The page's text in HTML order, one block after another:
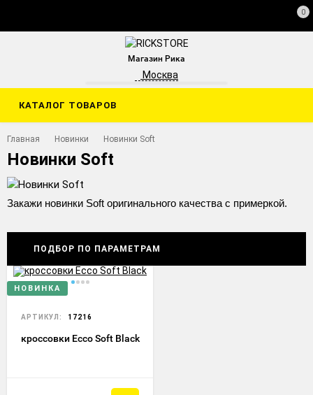
0
Магазин Рика
Москва
КАТАЛОГ ТОВАРОВ
Главная Новинки Новинки Soft
Новинки Soft
Закажи новинки Soft оригинального качества с примеркой.
ПОДБОР ПО ПАРАМЕТРАМ
НОВИНКА
АРТИКУЛ: 17216
кроссовки Ecco Soft Black